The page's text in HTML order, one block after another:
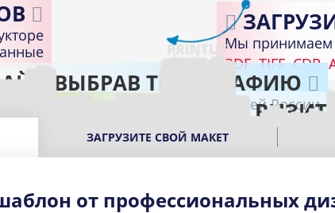
Мы принимаем
PDF TIFF CDR
ВЫБРАВ ТИПОГРАФИЮ
Доставка по всей России
ПОЛУЧИТЕ ГОТОВЫЕ
В подходящем пункте выдачи вашего
ЗАГРУЗИТЕ СВОЙ МАКЕТ
от профессиональных